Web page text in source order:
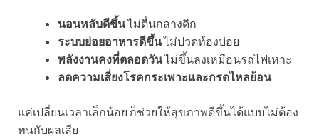
นอนหลับดีขึ้นไม่ตื่นกลางดึก
ระบบย่อยอาหารดีขึ้นไม่ปวดท้องบ่อย
พลังงานคงที่ตลอดวันไม่ขึ้นลงเหมือนรถไฟเหาะ
ลดความเสี่ยงโรคกระเพาะและกรดไหลย้อน
แค่เปลี่ยนเวลาเล็กน้อย ก็ช่วยให้สุขภาพดีขึ้นได้แบบไม่ต้อง
ทนกับผลเสีย